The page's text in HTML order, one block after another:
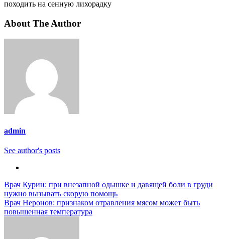
походить на сенную лихорадку
About The Author
admin
See author's posts
Навигация
по
записям
Врач Курин: при внезапной одышке и давящей боли в груди
нужно вызывать скорую помощь
Врач Неронов: признаком отравления мясом может быть
повышенная температура